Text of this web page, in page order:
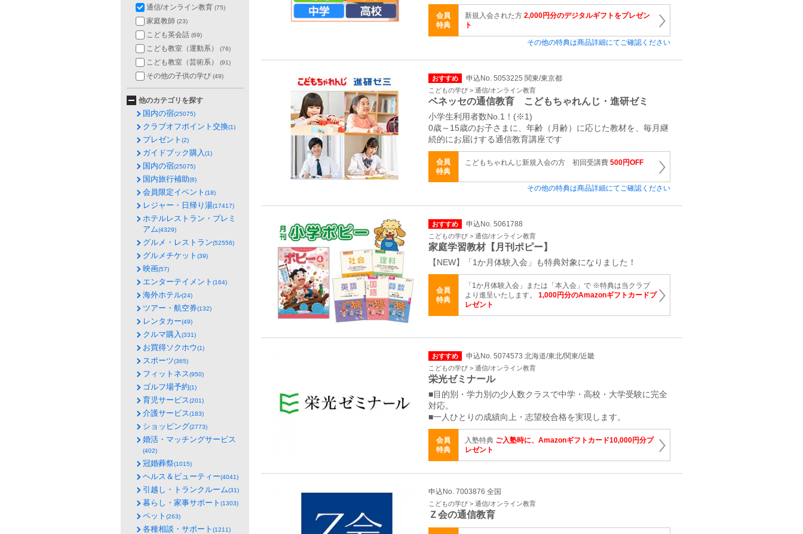
会員
特典
新規入会された方 2,000円分のデジタルギフトをプレゼン
ト
その他の特典は商品詳細にてご確認ください
おすすめ 申込No. 5053225 関東/東京都
こどもの学び > 通信/オンライン教育
ベネッセの通信教育 こどもちゃれんじ・進研ゼミ
小学生利用者数No.1！(※1)
0歳～15歳のお子さまに、年齢（月齢）に応じた教材を、毎月継
続的にお届けする通信教育講座です
会員
特典
こどもちゃれんじ新規入会の方 初回受講費 500円OFF
その他の特典は商品詳細にてご確認ください
おすすめ 申込No. 5061788
こどもの学び > 通信/オンライン教育
家庭学習教材【月刊ポピー】
【NEW】「1か月体験入会」も特典対象になりました！
会員
特典
「1か月体験入会」または「本入会」で ※特典は当クラブ
より進呈いたします。 1,000円分のAmazonギフトカードプ
レゼント
おすすめ 申込No. 5074573 北海道/東北/関東/近畿
こどもの学び > 通信/オンライン教育
栄光ゼミナール
■目的別・学力別の少人数クラスで中学・高校・大学受験に完全
対応。
■一人ひとりの成績向上・志望校合格を実現します。
会員
特典
入塾特典 ご入塾時に、Amazonギフトカード10,000円分プ
レゼント
申込No. 7003876 全国
こどもの学び > 通信/オンライン教育
Ｚ会の通信教育
通信/オンライン教育 (75)
家庭教師 (23)
こども英会話 (69)
こども教室（運動系） (76)
こども教室（芸術系） (91)
その他の子供の学び (49)
他のカテゴリを探す
国内の宿(25075)
クラブオフポイント交換(1)
プレゼント (2)
ガイドブック購入(1)
国内の宿(25075)
国内旅行補助(8)
会員限定イベント (18)
レジャー・日帰り湯(17417)
ホテルレストラン・プレミ
アム(4329)
グルメ・レストラン(52556)
グルメチケット (39)
映画(57)
エンターテイメント (164)
海外ホテル(24)
ツアー・航空券(132)
レンタカー(49)
クルマ購入(331)
お買得ソクホウ(1)
スポーツ(365)
フィットネス(950)
ゴルフ場予約(1)
育児サービス(201)
介護サービス(183)
ショッピング(2773)
婚活・マッチングサービス
(402)
冠婚葬祭(1015)
ヘルス＆ビューティー(4041)
引越し・トランクルーム(31)
暮らし・家事サポート (1303)
ペット (263)
各種相談・サポート (1211)